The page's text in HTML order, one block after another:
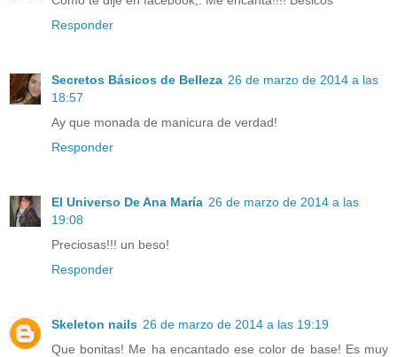
Responder
Secretos Básicos de Belleza 26 de marzo de 2014 a las
18:57
Ay que monada de manicura de verdad!
Responder
El Universo De Ana María 26 de marzo de 2014 a las
19:08
Preciosas!!! un beso!
Responder
Skeleton nails 26 de marzo de 2014 a las 19:19
Que bonitas! Me ha encantado ese color de base! Es muy